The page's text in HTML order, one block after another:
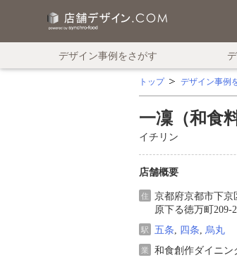
デザイン事例をさがす
トップ デザイン事例
一凜（和食
イチリン
店舗概要
住
京都府京都市下京
原下る徳万町209-2
駅 五条, 四条, 烏丸
業 和食創作ダイニン